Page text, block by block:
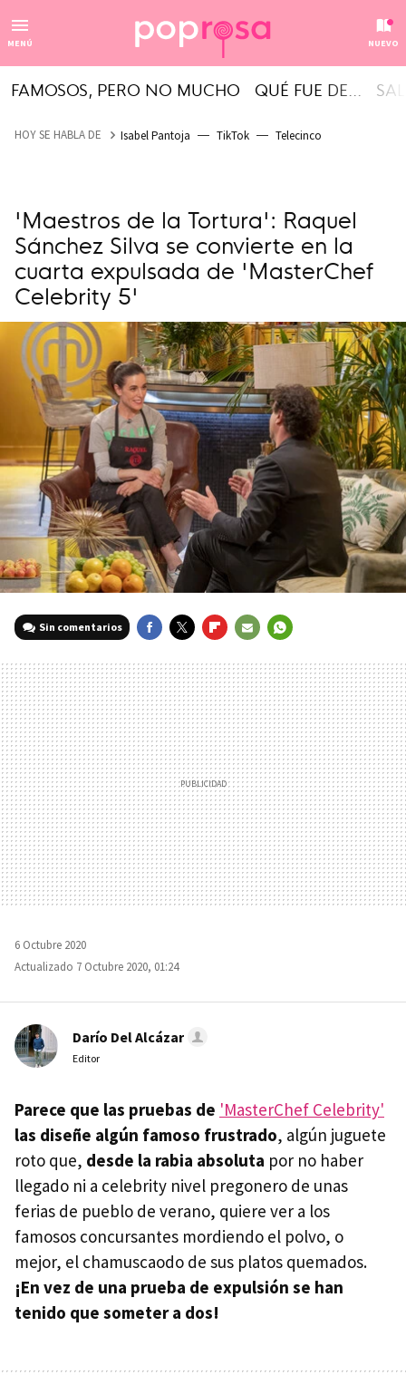
MENÚ NUEVO
FAMOSOS, PERO NO MUCHO QUÉ FUE DE...
HOY SE HABLA DE Isabel Pantoja TikTok Telecinco
'Maestros de la Tortura': Raquel
Sánchez Silva se convierte en la
cuarta expulsada de 'MasterChef
Celebrity 5'
Sin comentarios
MAIL
6 Octubre 2020
Actualizado 7 Octubre 2020, 01:24
Darío Del Alcázar
Editor
Parece que las pruebas de 'MasterChef Celebrity'
las diseñe algún famoso frustrado, algún juguete
roto que, desde la rabia absoluta por no haber
llegado ni a celebrity nivel pregonero de unas
ferias de pueblo de verano, quiere ver a los
famosos concursantes mordiendo el polvo, o
mejor, el chamuscaodo de sus platos quemados.
¡En vez de una prueba de expulsión se han
tenido que someter a dos!